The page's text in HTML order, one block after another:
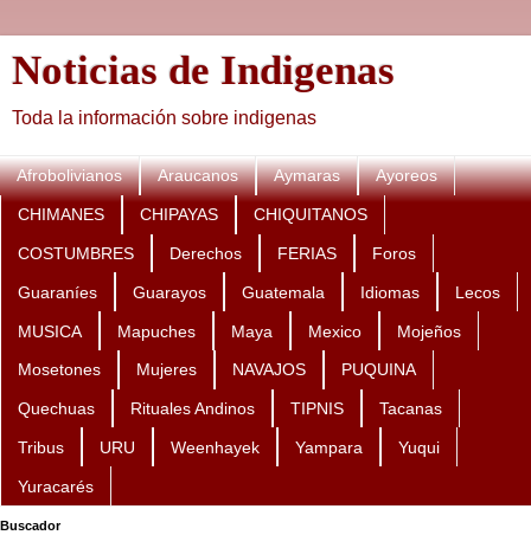
Noticias de Indigenas
Toda la información sobre indigenas
Afrobolivianos Araucanos Aymaras Ayoreos
CHIMANES CHIPAYAS CHIQUITANOS
COSTUMBRES Derechos FERIAS Foros
Guaraníes Guarayos Guatemala Idiomas Lecos
MUSICA Mapuches Maya Mexico Mojeños
Mosetones Mujeres NAVAJOS PUQUINA
Quechuas Rituales Andinos TIPNIS Tacanas
Tribus URU Weenhayek Yampara Yuqui
Yuracarés
Buscador